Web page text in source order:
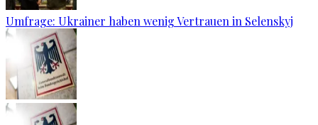
Umfrage: Ukrainer haben wenig Vertrauen in Selenskyj